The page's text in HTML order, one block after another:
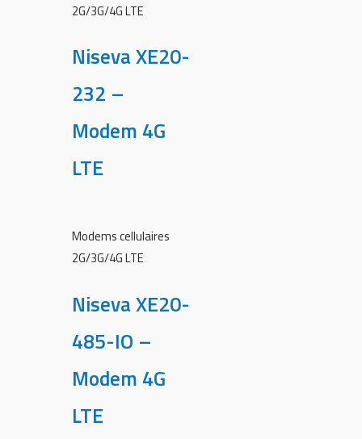
2G/3G/4G LTE
Niseva XE20-
232 –
Modem 4G
LTE
Modems cellulaires
2G/3G/4G LTE
Niseva XE20-
485-IO –
Modem 4G
LTE